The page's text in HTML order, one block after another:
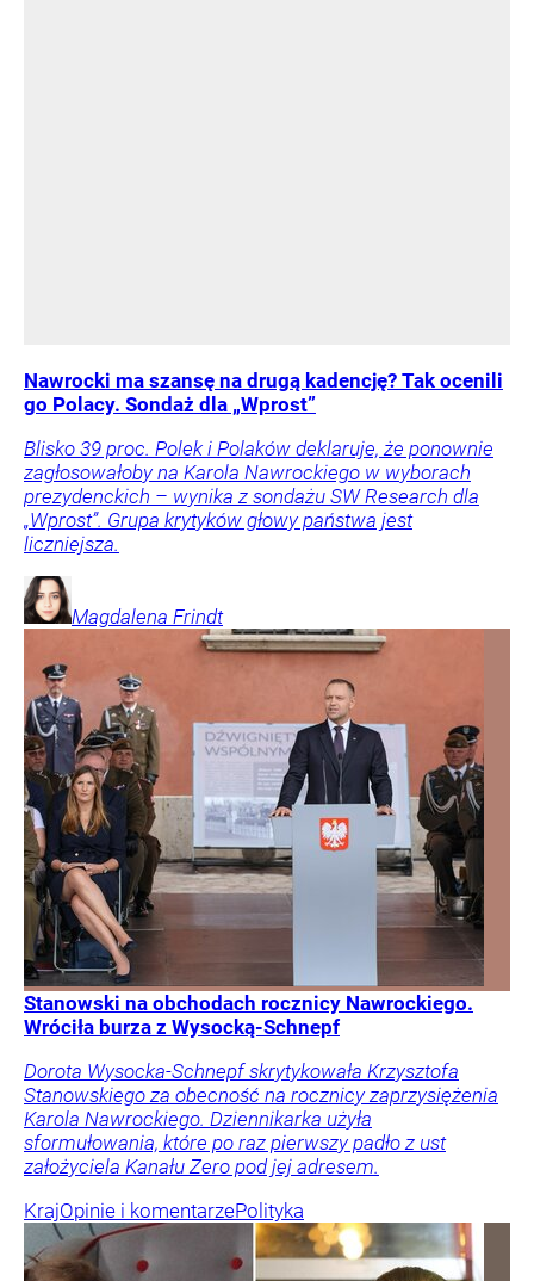
Nawrocki ma szansę na drugą kadencję? Tak ocenili
go Polacy. Sondaż dla „Wprost”
Blisko 39 proc. Polek i Polaków deklaruje, że ponownie
zagłosowałoby na Karola Nawrockiego w wyborach
prezydenckich – wynika z sondażu SW Research dla
„Wprost”. Grupa krytyków głowy państwa jest
liczniejsza.
Magdalena Frindt
Stanowski na obchodach rocznicy Nawrockiego.
Wróciła burza z Wysocką-Schnepf
Dorota Wysocka-Schnepf skrytykowała Krzysztofa
Stanowskiego za obecność na rocznicy zaprzysiężenia
Karola Nawrockiego. Dziennikarka użyła
sformułowania, które po raz pierwszy padło z ust
założyciela Kanału Zero pod jej adresem.
KrajOpinie i komentarzePolityka